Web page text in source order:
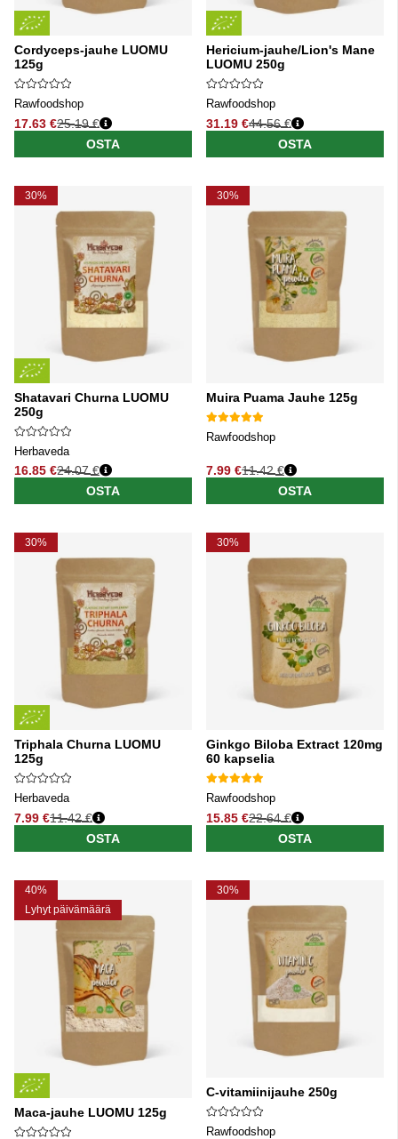
Cordyceps-jauhe LUOMU
125g
Rawfoodshop
17.63 €
Normaali hinta
25.19 €
OSTA
Hericium-jauhe/Lion's Mane
LUOMU 250g
Rawfoodshop
31.19 €
Normaali hinta
44.56 €
OSTA
30%
Shatavari Churna LUOMU
250g
Herbaveda
16.85 €
Normaali hinta
24.07 €
OSTA
30%
Muira Puama Jauhe 125g
Rawfoodshop
7.99 €
Normaali hinta
11.42 €
OSTA
30%
Triphala Churna LUOMU
125g
Herbaveda
7.99 €
Normaali hinta
11.42 €
OSTA
30%
Ginkgo Biloba Extract 120mg
60 kapselia
Rawfoodshop
15.85 €
Normaali hinta
22.64 €
OSTA
40%
Lyhyt päivämäärä
Maca-jauhe LUOMU 125g
30%
C-vitamiinijauhe 250g
Rawfoodshop